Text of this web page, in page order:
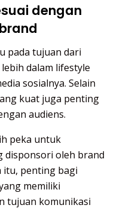
dengan
pada tujuan dari
dalam lifestyle
sosialnya. Selain
kuat juga penting
audiens.
peka untuk
disponsori oleh brand
itu, penting bagi
memiliki
tujuan komunikasi